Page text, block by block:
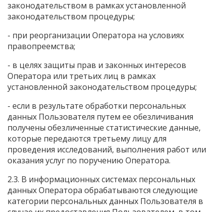
законодательством в рамках установленной
законодательством процедуры;
- при реорганизации Оператора на условиях
правопреемства;
- в целях защиты прав и законных интересов
Оператора или третьих лиц в рамках
установленной законодательством процедуры;
- если в результате обработки персональных
данных Пользователя путем ее обезличивания
получены обезличенные статистические данные,
которые передаются третьему лицу для
проведения исследований, выполнения работ или
оказания услуг по поручению Оператора.
2.3. В информационных системах персональных
данных Оператора обрабатываются следующие
категории персональных данных Пользователя в